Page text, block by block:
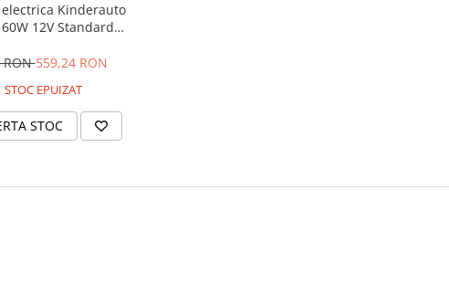
Kinderauto
60W 12V Standard,
RON559,24 RON
STOC EPUIZAT
STOC